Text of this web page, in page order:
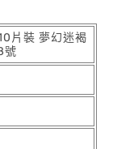
片裝 夢幻迷褐
號